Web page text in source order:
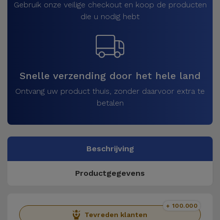
Gebruik onze veilige checkout en koop de producten
die u nodig hebt
Snelle verzending door het hele land
Ontvang uw product thuis, zonder daarvoor extra te
betalen
Beschrijving
Productgegevens
Tevreden klanten
+ 100.000